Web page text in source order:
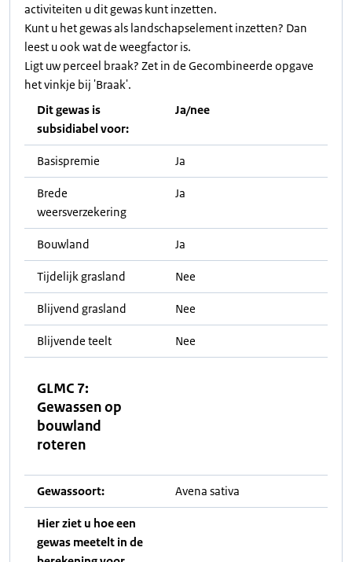
activiteiten u dit gewas kunt inzetten.
Kunt u het gewas als landschapselement inzetten? Dan
leest u ook wat de weegfactor is.
Ligt uw perceel braak? Zet in de Gecombineerde opgave
het vinkje bij 'Braak'.
Dit gewas is
subsidiabel voor:
Ja/nee
Basispremie Ja
Brede
weersverzekering
Ja
Bouwland Ja
Tijdelijk grasland Nee
Blijvend grasland Nee
Blijvende teelt Nee
GLMC 7:
Gewassen op
bouwland
roteren
Gewassoort: Avena sativa
Hier ziet u hoe een
gewas meetelt in de